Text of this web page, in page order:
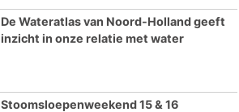
De Wateratlas van Noord-Holland geeft
inzicht in onze relatie met water
Stoomsloepenweekend 15 & 16